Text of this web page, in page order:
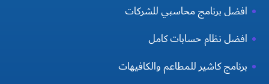
افضل برنامج محاسبي للشركات
افضل نظام حسابات كامل
برنامج كاشير للمطاعم والكافيهات